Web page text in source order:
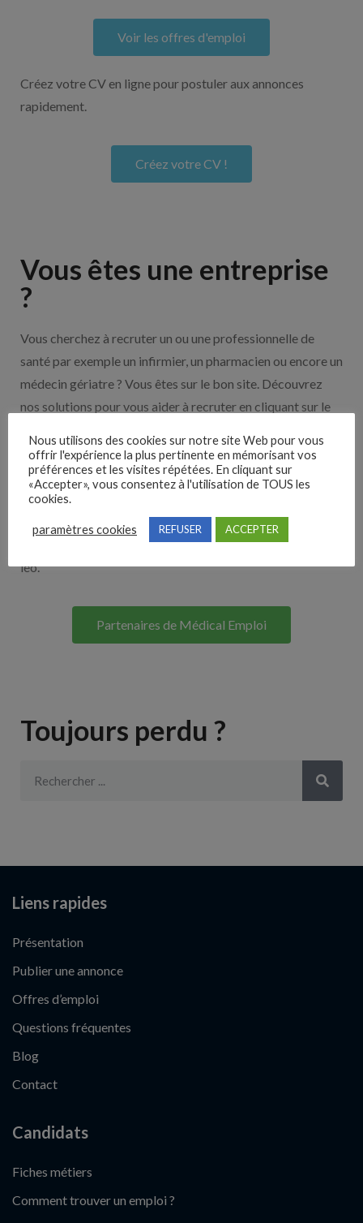
Voir les offres d'emploi
Créez votre CV en ligne pour postuler aux annonces
rapidement.
Créez votre CV !
Vous êtes une entreprise
?
Vous cherchez à recruter un ou une professionnelle de
santé par exemple un infirmier, un pharmacien ou encore un
médecin gériatre ? Vous êtes sur le bon site. Découvrez
nos solutions pour vous aider à recruter en cliquant sur le
Nos solutions entreprises
Lorem ipsum dolor sit amet, consectetur adipiscing elit. Ut
elit tellus, luctus nec ullamcorper mattis, pulvinar dapibus
leo.
Partenaires de Médical Emploi
Toujours perdu ?
Liens rapides
Présentation
Publier une annonce
Offres d’emploi
Questions fréquentes
Blog
Contact
Candidats
Fiches métiers
Comment trouver un emploi ?
Nous utilisons des cookies sur notre site Web pour vous
offrir l'expérience la plus pertinente en mémorisant vos
préférences et les visites répétées. En cliquant sur
«Accepter», vous consentez à l'utilisation de TOUS les
cookies.
paramètres cookies REFUSER ACCEPTER